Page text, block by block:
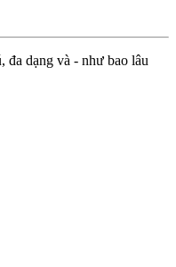
đa dạng và - như bao lâu